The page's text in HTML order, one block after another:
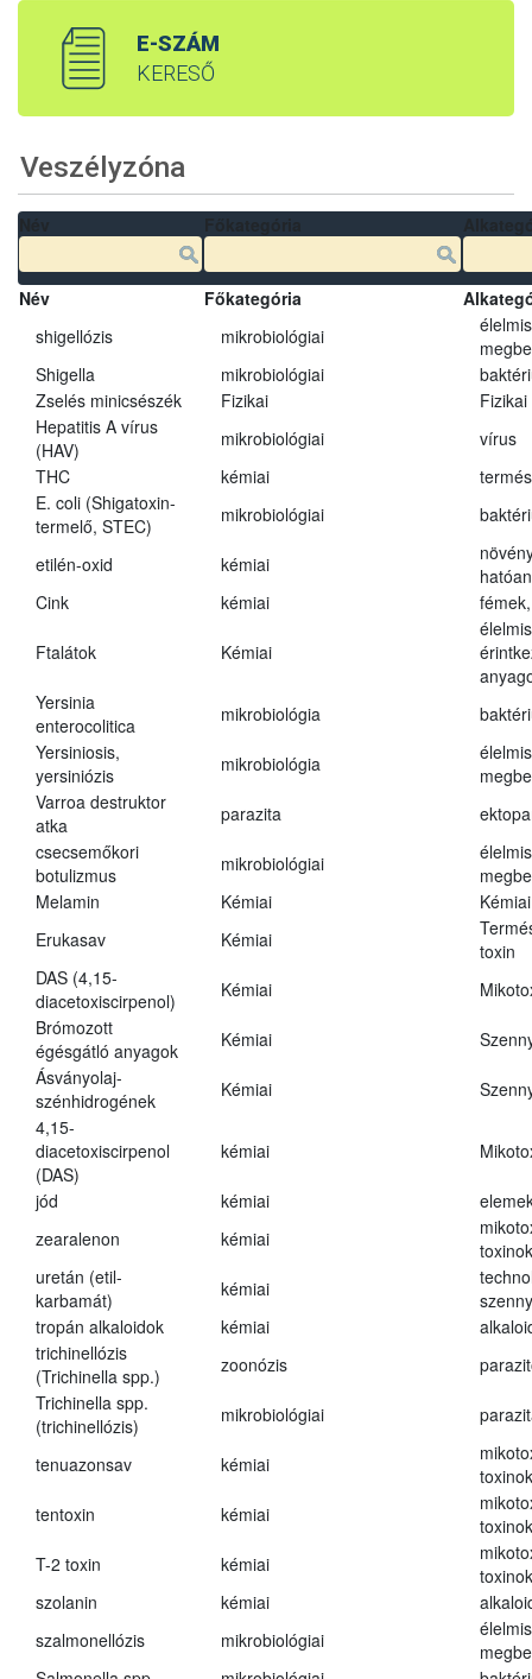
E-SZÁM
KERESŐ
Veszélyzóna
Név Főkategória
shigellózis
mikrobiológiai
Shigella
mikrobiológiai
Zselés minicsészék
Fizikai
Fizikai
Hepatitis A vírus
(HAV)
mikrobiológiai
vírus
THC
kémiai
E. coli (Shigatoxin-
termelő, STEC)
mikrobiológiai
etilén-oxid kémiai
Cink
kémiai
Ftalátok Kémiai
Yersinia
enterocolitica
mikrobiológia
Yersiniosis,
yersiniózis
mikrobiológia
Varroa destruktor
atka
parazita
csecsemőkori
botulizmus
mikrobiológiai
Melamin
Kémiai
Kémiai
Erukasav
Kémiai
toxin
DAS (4,15-
diacetoxiscirpenol)
Kémiai
Brómozott
égésgátló anyagok
Kémiai
Ásványolaj-
szénhidrogének
Kémiai
4,15-
diacetoxiscirpenol
(DAS)
kémiai
jód kémiai
zearalenon
kémiai
toxinok
uretán (etil-
karbamát)
kémiai
tropán alkaloidok
kémiai
trichinellózis
(Trichinella spp.)
zoonózis
Trichinella spp.
(trichinellózis)
mikrobiológiai
tenuazonsav kémiai
toxinok
tentoxin
kémiai
toxinok
T-2 toxin
kémiai
toxinok
szolanin
kémiai
szalmonellózis
mikrobiológiai